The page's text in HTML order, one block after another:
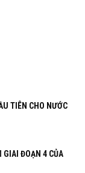
TIÊN CHO NƯỚC
GIAI ĐOẠN 4 CỦA